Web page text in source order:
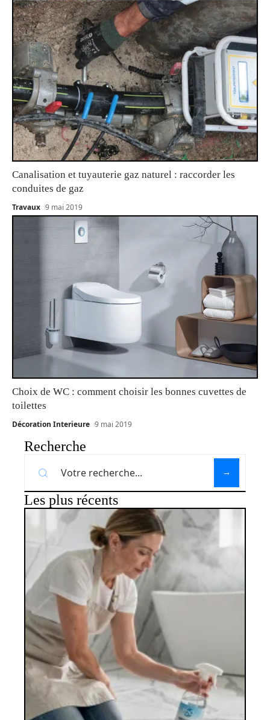
Canalisation et tuyauterie gaz naturel : raccorder les
conduites de gaz
Travaux 9 mai 2019
Choix de WC : comment choisir les bonnes cuvettes de
toilettes
Décoration Interieure 9 mai 2019
Recherche
Les plus récents